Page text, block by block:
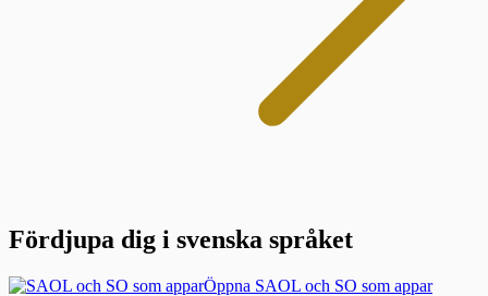
Fördjupa dig i svenska språket
Öppna SAOL och SO som appar